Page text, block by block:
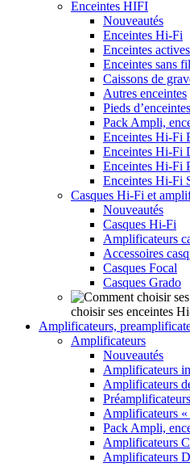
Enceintes HIFI
Nouveautés
Enceintes Hi-Fi
Enceintes actives
Enceintes sans fil
Caissons de
Autres enceintes
Pieds d’enceintes
Pack Ampli,
Enceintes Hi-Fi
Enceintes Hi-Fi
Enceintes Hi-Fi
Enceintes Hi-Fi
Casques Hi-Fi et
Nouveautés
Casques Hi-Fi
Amplificateurs
Accessoires
Casques Focal
Casques Grado
choisir ses enceintes
Amplificateurs,
Amplificateurs
Nouveautés
Amplificateurs
Amplificateurs
Préamplificateurs
Amplificateurs «
Pack Ampli,
Amplificateurs
Amplificateurs